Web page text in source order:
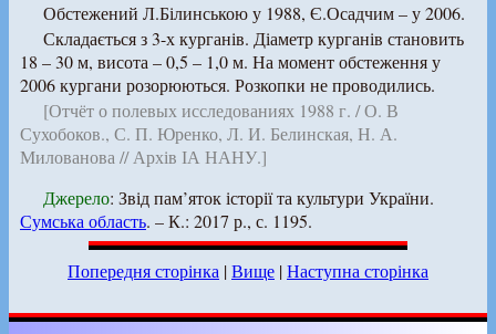
Обстежений Л.Білинською у 1988, Є.Осадчим – у 2006.
Складається з 3-х курганів. Діаметр курганів становить
18 – 30 м, висота – 0,5 – 1,0 м. На момент обстеження у
2006 кургани розорюються. Розкопки не проводились.
[Отчёт о полевых исследованиях 1988 г. / О. В
Сухобоков., С. П. Юренко, Л. И. Белинская, Н. А.
Милованова // Архів ІА НАНУ.]
Джерело: Звід пам’яток історії та культури України.
Сумська область. – К.: 2017 р., с. 1195.
Попередня сторінка |Вище |Наступна сторінка